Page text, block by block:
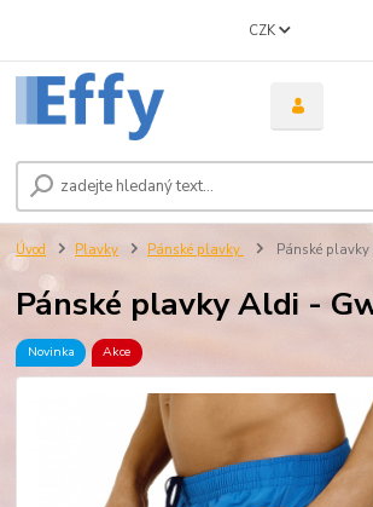
CZK
Úvod Plavky Pánské plavky Pánské
Pánské plavky Aldi -
Novinka Akce